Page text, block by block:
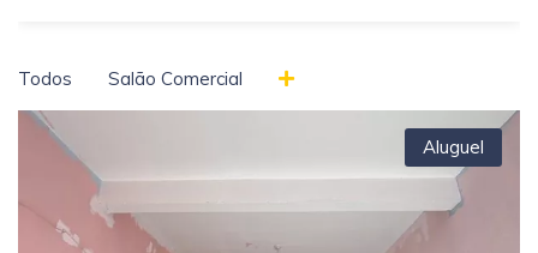
Todos Salão Comercial
Aluguel